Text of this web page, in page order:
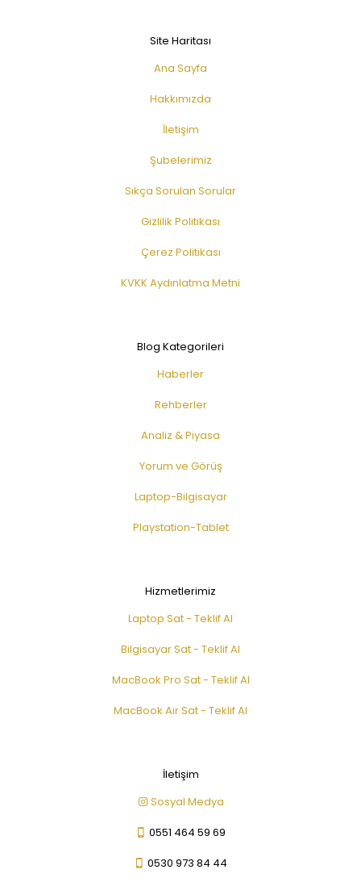
Site Haritası
Ana Sayfa
Hakkımızda
İletişim
Şubelerimiz
Sıkça Sorulan Sorular
Gizlilik Politikası
Çerez Politikası
KVKK Aydınlatma Metni
Blog Kategorileri
Haberler
Rehberler
Analiz & Piyasa
Yorum ve Görüş
Laptop-Bilgisayar
Playstation-Tablet
Hizmetlerimiz
Laptop Sat - Teklif Al
Bilgisayar Sat - Teklif Al
MacBook Pro Sat - Teklif Al
MacBook Air Sat - Teklif Al
İletişim
Sosyal Medya
0551 464 59 69
0530 973 84 44